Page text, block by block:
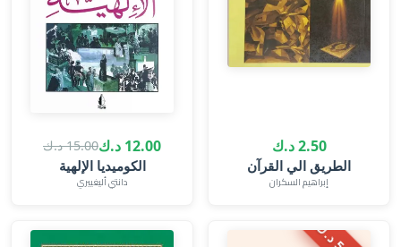
2.50 د.ك
الطريق الي القرآن
إبراهيم السكران
12.00 د.ك 15.00 د.ك
الكوميديا الإلهية
دانتي أليغييري
.
0
0
د
.